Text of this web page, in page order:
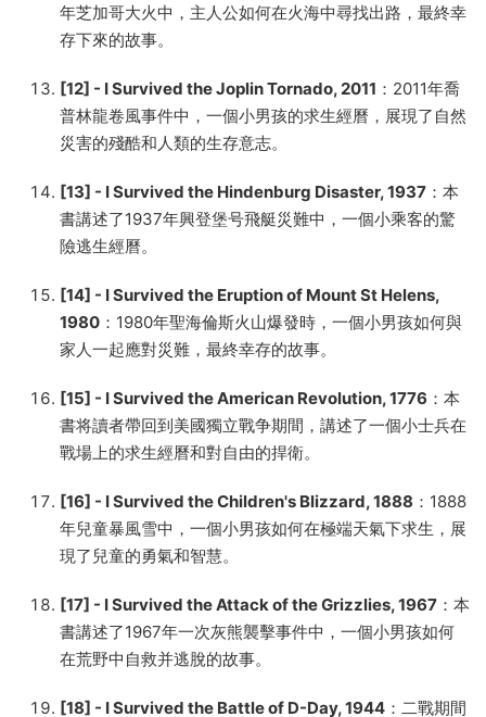
年芝加哥大火中，主人公如何在火海中尋找出路，最終幸
存下來的故事。
[12] - I Survived the Joplin Tornado, 2011 ：2011年喬
普林龍卷風事件中，一個小男孩的求生經曆，展現了自然
災害的殘酷和人類的生存意志。
[13] - I Survived the Hindenburg Disaster, 1937 ：本
書講述了1937年興登堡号飛艇災難中，一個小乘客的驚
險逃生經曆。
[14] - I Survived the Eruption of Mount St Helens,
1980 ：1980年聖海倫斯火山爆發時，一個小男孩如何與
家人一起應對災難，最終幸存的故事。
[15] - I Survived the American Revolution, 1776 ：本
書将讀者帶回到美國獨立戰争期間，講述了一個小士兵在
戰場上的求生經曆和對自由的捍衛。
[16] - I Survived the Children's Blizzard, 1888 ：1888
年兒童暴風雪中，一個小男孩如何在極端天氣下求生，展
現了兒童的勇氣和智慧。
[17] - I Survived the Attack of the Grizzlies, 1967 ：本
書講述了1967年一次灰熊襲擊事件中，一個小男孩如何
在荒野中自救并逃脫的故事。
[18] - I Survived the Battle of D-Day, 1944 ：二戰期間